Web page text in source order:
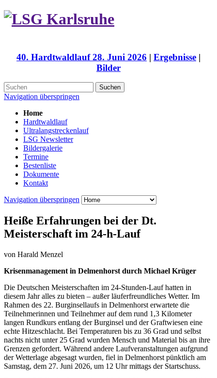
40. Hardtwaldlauf 28. Juni 2026 | Ergebnisse |
Bilder
Suchen
Navigation überspringen
Home
Hardtwaldlauf
Ultralangstreckenlauf
LSG Newsletter
Bildergalerie
Termine
Bestenliste
Dokumente
Kontakt
Navigation überspringen
Heiße Erfahrungen bei der Dt.
Meisterschaft im 24-h-Lauf
von Harald Menzel
Krisenmanagement in Delmenhorst durch Michael Krüger
Die Deutschen Meisterschaften im 24-Stunden-Lauf hatten in
diesem Jahr alles zu bieten – außer läuferfreundliches Wetter. Im
Rahmen des 22. Burginsellaufs in Delmenhorst erwartete die
Teilnehmerinnen und Teilnehmer auf dem rund 1,3 Kilometer
langen Rundkurs entlang der Burginsel und der Graftwiesen eine
echte Hitzeschlacht. Bei Temperaturen bis zu 36 Grad und selbst
nachts nicht unter 25 Grad wurden Mensch und Material bis an ihre
Grenzen gefordert. Während andere Laufveranstaltungen aufgrund
der Wetterlage abgesagt wurden, fiel in Delmenhorst pünktlich am
Samstag, dem 27. Juni 2026, um 12 Uhr mittags der Startschuss.